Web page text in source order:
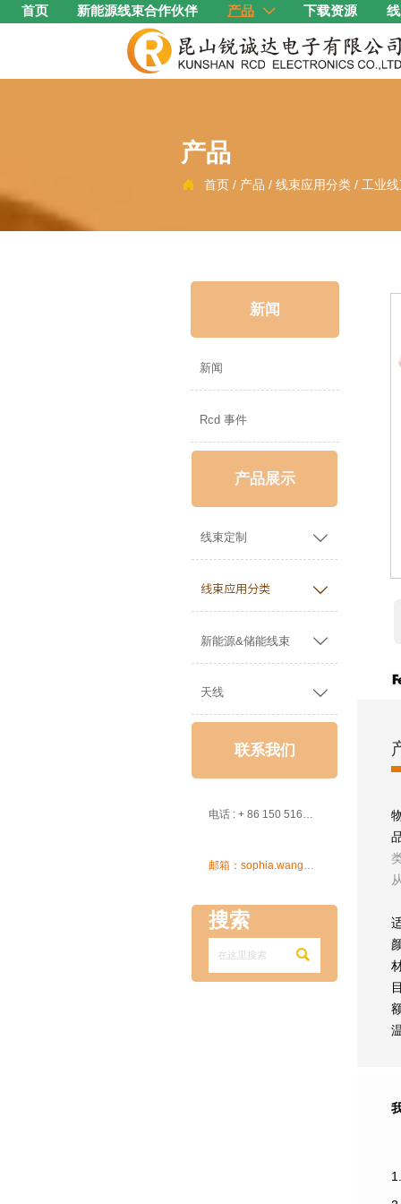
首页 新能源线束合作伙伴 产品  下载资源
产品
 首页 / 产品 /线束应用分类 / 工业
新闻
新闻
Rcd 事件
产品展示
线束定制 
线束应用分类 
新能源&储能线束 
天线 
联系我们
电话 : + 86 150 5162 5639

搜索
